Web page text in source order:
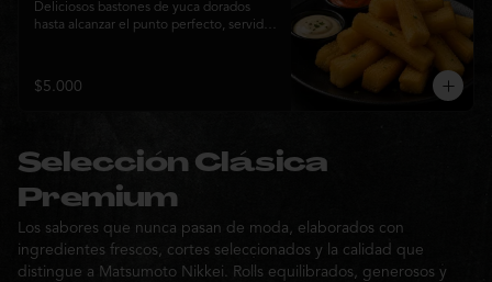
Deliciosos bastones de yuca dorados
hasta alcanzar el punto perfecto, servidos
compartir o complementar cualquier
experiencia Matsumoto Nikkei.
$5.000
Selección Clásica
Premium
Los sabores que nunca pasan de moda, elaborados con
ingredientes frescos, cortes seleccionados y la calidad que
distingue a Matsumoto Nikkei. Rolls equilibrados, generosos y